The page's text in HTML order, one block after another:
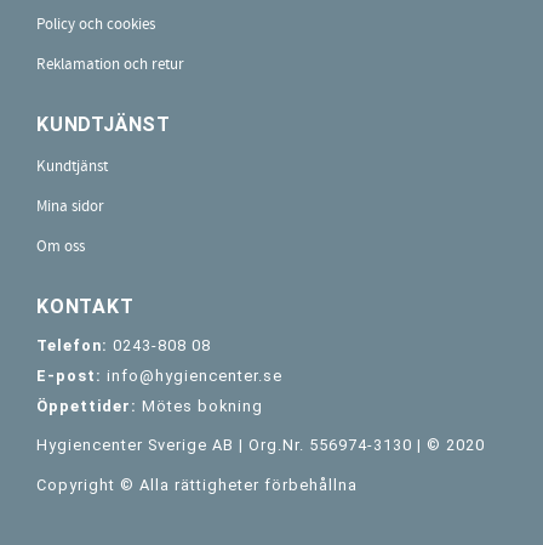
Policy och cookies
Reklamation och retur
KUNDTJÄNST
Kundtjänst
Mina sidor
Om oss
KONTAKT
Telefon: 0243-808 08
E-post: info@hygiencenter.se
Öppettider: Mötes bokning
Hygiencenter Sverige AB | Org.Nr. 556974-3130 | © 2020
Copyright © Alla rättigheter förbehållna